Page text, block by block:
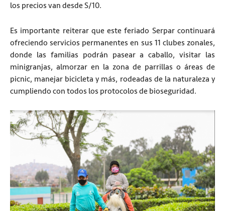
los precios van desde S/10.
Es importante reiterar que este feriado Serpar continuará
ofreciendo servicios permanentes en sus 11 clubes zonales,
donde las familias podrán pasear a caballo, visitar las
minigranjas, almorzar en la zona de parrillas o áreas de
picnic, manejar bicicleta y más, rodeadas de la naturaleza y
cumpliendo con todos los protocolos de bioseguridad.